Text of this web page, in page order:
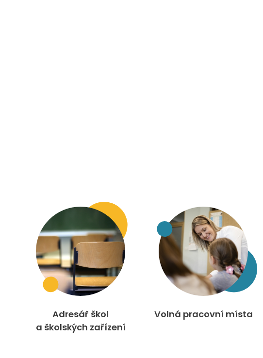
Adresář škol
a školských zařízení
Volná pracovní místa